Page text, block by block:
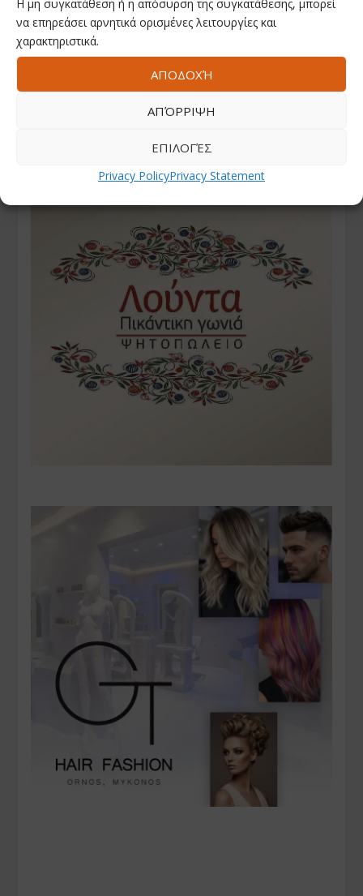
Η μη συγκατάθεση ή η απόσυρση της συγκατάθεσης, μπορεί
να επηρεάσει αρνητικά ορισμένες λειτουργίες και
χαρακτηριστικά.
ΑΠΟΔΟΧΉ
ΑΠΌΡΡΙΨΗ
ΕΠΙΛΟΓΈΣ
Privacy PolicyPrivacy Statement